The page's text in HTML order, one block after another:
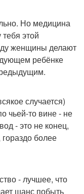
Но медицина
этой
женщины делают
ребёнке
случается)
чьей-то вине - не
- это не конец,
более
- лучшее, что
шанс побыть